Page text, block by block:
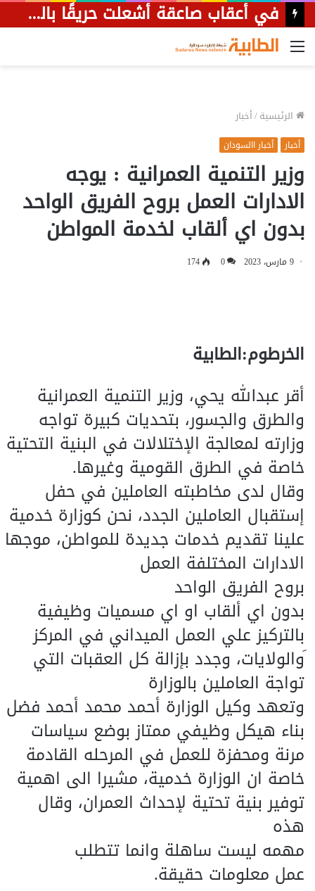
القائمة
الرئيسية/أخبار
أخبار أخبار االسودان
وزير التنمية العمرانية : يوجه
الادارات العمل بروح الفريق الواحد
بدون اي ألقاب لخدمة المواطن
9 مارس، 2023 0
174
الخرطوم:الطابية
أقر عبدالله يحي، وزير التنمية العمرانية
والطرق والجسور، بتحديات كبيرة تواجه
وزارته لمعالجة الإختلالات في البنية التحتية
خاصة في الطرق القومية وغيرها.
وقال لدى مخاطبته العاملين في حفل
إستقبال العاملين الجدد، نحن كوزارة خدمية
علينا تقديم خدمات جديدة للمواطن، موجها
الادارات المختلفة العمل
بروح الفريق الواحد
بدون اي ألقاب او اي مسميات وظيفية
بالتركيز علي العمل الميداني في المركز
َوالولايات، وجدد بإزالة كل العقبات التي
تواجة العاملين بالوزارة
وتعهد وكيل الوزارة أحمد محمد أحمد فضل
بناء هيكل وظيفي ممتاز بوضع سياسات
مرنة ومحفزة للعمل في المرحله القادمة
خاصة ان الوزارة خدمية، مشيرا الى اهمية
توفير بنية تحتية لإحداث العمران، وقال
هذه
مهمه ليست ساهلة وانما تتطلب
عمل معلومات حقيقة.